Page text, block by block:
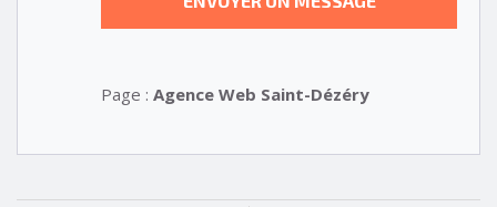
Page : Agence Web Saint-Dézéry